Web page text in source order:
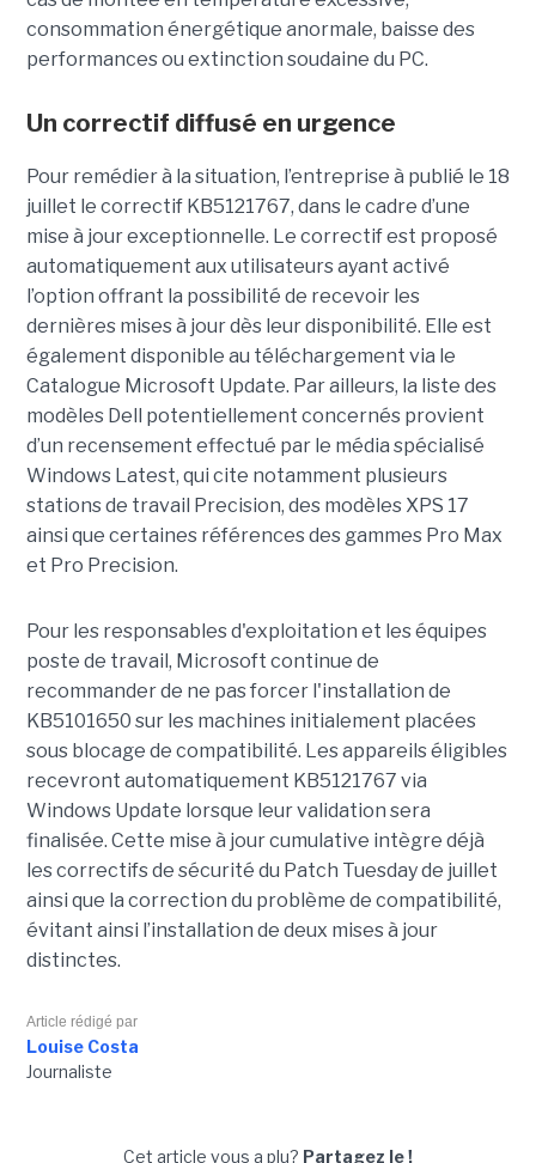
consommation énergétique anormale, baisse des
performances ou extinction soudaine du PC.
Un correctif diffusé en urgence
Pour remédier à la situation, l’entreprise à publié le 18
juillet le correctif KB5121767, dans le cadre d’une
mise à jour exceptionnelle. Le correctif est proposé
automatiquement aux utilisateurs ayant activé
l’option offrant la possibilité de recevoir les
dernières mises à jour dès leur disponibilité. Elle est
également disponible au téléchargement via le
Catalogue Microsoft Update. Par ailleurs, la liste des
modèles Dell potentiellement concernés provient
d’un recensement effectué par le média spécialisé
Windows Latest, qui cite notamment plusieurs
stations de travail Precision, des modèles XPS 17
ainsi que certaines références des gammes Pro Max
et Pro Precision.
Pour les responsables d'exploitation et les équipes
poste de travail, Microsoft continue de
recommander de ne pas forcer l'installation de
KB5101650 sur les machines initialement placées
sous blocage de compatibilité. Les appareils éligibles
recevront automatiquement KB5121767 via
Windows Update lorsque leur validation sera
finalisée. Cette mise à jour cumulative intègre déjà
les correctifs de sécurité du Patch Tuesday de juillet
ainsi que la correction du problème de compatibilité,
évitant ainsi l’installation de deux mises à jour
distinctes.
Article rédigé par
Louise Costa
Journaliste
Cet article vous a plu? Partagez le !